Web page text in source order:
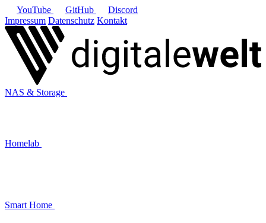
YouTube GitHub
Discord
Impressum Datenschutz Kontakt
NAS & Storage
Homelab
Smart Home